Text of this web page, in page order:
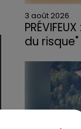
3 août 2026
du